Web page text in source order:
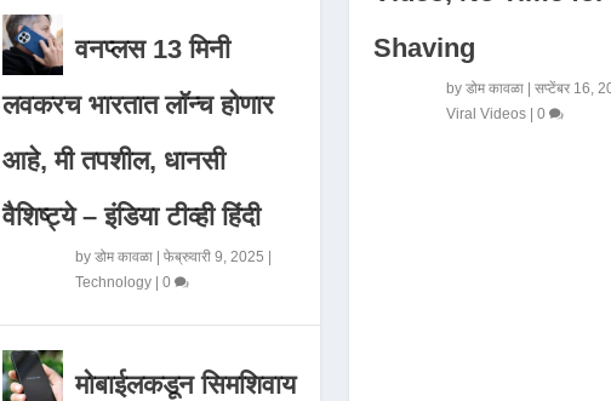
वनप्लस 13 मिनी
लवकरच भारतात लॉन्च होणार
आहे, मी तपशील, धानसी
वैशिष्ट्ये – इंडिया टीव्ही हिंदी
by डोम कावळा| फेब्रुवारी 9, 2025 |
Technology| 0
मोबाईलकडून सिमशिवाय
Shaving
by डोम कावळा| सप्टेंबर 16,
Viral Videos| 0